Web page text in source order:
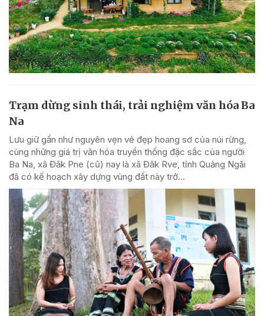
Trạm dừng sinh thái, trải nghiệm văn hóa Ba
Na
Lưu giữ gần như nguyên vẹn vẻ đẹp hoang sơ của núi rừng,
cùng những giá trị văn hóa truyền thống đặc sắc của người
Ba Na, xã Đăk Pne (cũ) nay là xã Đăk Rve, tỉnh Quảng Ngãi
đã có kế hoạch xây dựng vùng đất này trở...